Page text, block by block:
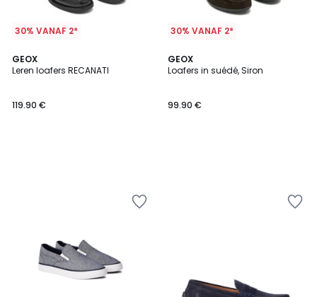
30% VANAF 2*
GEOX
Leren loafers RECANATI
119.90 €
30% VANAF 2*
GEOX
Loafers in suédé, Siron
99.90 €